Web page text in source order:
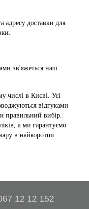
адресу доставки для
зв'яжеться наш
числі в Києві. Усі
відгуками
правильний вибір.
а ми гарантуємо
в найкоротші
12 12 152